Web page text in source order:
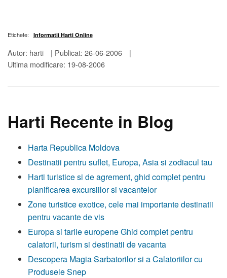
Etichete: Informatii Harti Online
Autor: harti | Publicat: 26-06-2006
|
Ultima modificare: 19-08-2006
Harti Recente in Blog
Harta Republica Moldova
Destinatii pentru suflet, Europa, Asia si zodiacul tau
Harti turistice si de agrement, ghid complet pentru
planificarea excursiilor si vacantelor
Zone turistice exotice, cele mai importante destinatii
pentru vacante de vis
Europa si tarile europene Ghid complet pentru
calatorii, turism si destinatii de vacanta
Descopera Magia Sarbatorilor si a Calatoriilor cu
Produsele Snep